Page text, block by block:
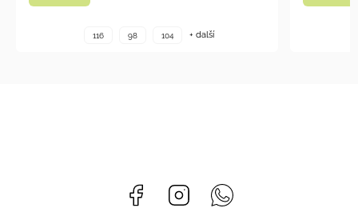
116
Facebook Instagram